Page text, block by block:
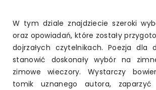
W tym dziale znajdziecie szeroki
oraz opowiadań, które zostały
dojrzałych czytelnikach. Poezja dla
stanowić doskonały wybór na
zimowe wieczory. Wystarczy
tomik uznanego autora,